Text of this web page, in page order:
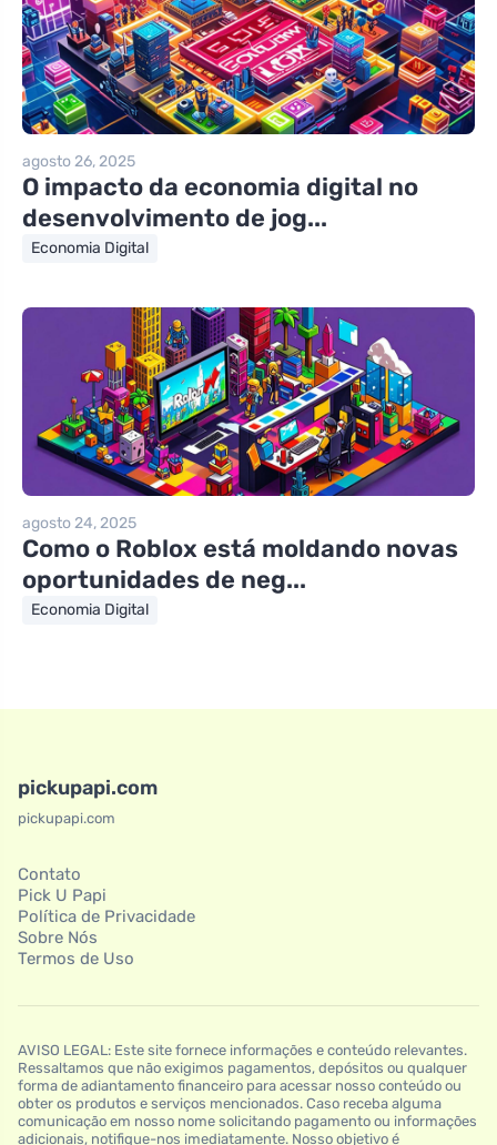
agosto 26, 2025
O impacto da economia digital no
desenvolvimento de jog...
Economia Digital
agosto 24, 2025
Como o Roblox está moldando novas
oportunidades de neg...
Economia Digital
pickupapi.com
pickupapi.com
Contato
Pick U Papi
Política de Privacidade
Sobre Nós
Termos de Uso
AVISO LEGAL: Este site fornece informações e conteúdo relevantes.
Ressaltamos que não exigimos pagamentos, depósitos ou qualquer
forma de adiantamento financeiro para acessar nosso conteúdo ou
obter os produtos e serviços mencionados. Caso receba alguma
comunicação em nosso nome solicitando pagamento ou informações
adicionais, notifique-nos imediatamente. Nosso objetivo é